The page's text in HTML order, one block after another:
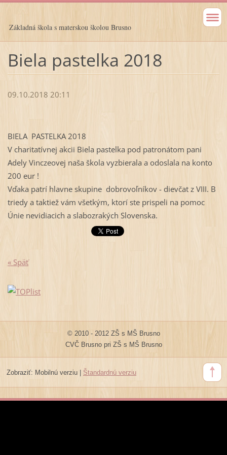
Základná škola s materskou školou Brusno
Biela pastelka 2018
09.10.2018 20:11
BIELA PASTELKA 2018
V charitatívnej akcii Biela pastelka pod patronátom pani
Adely Vinczeovej naša škola vyzbierala a odoslala na konto
200 eur !
Vďaka patrí hlavne skupine dobrovoľníkov - dievčat z VIII. B
triedy a taktiež vám všetkým, ktorí ste prispeli na pomoc
Únie nevidiacich a slabozrakých Slovenska.
« Späť
© 2010 - 2012 ZŠ s MŠ Brusno
CVČ Brusno pri ZŠ s MŠ Brusno
Zobraziť: Mobilnú verziu| Štandardnú verziu